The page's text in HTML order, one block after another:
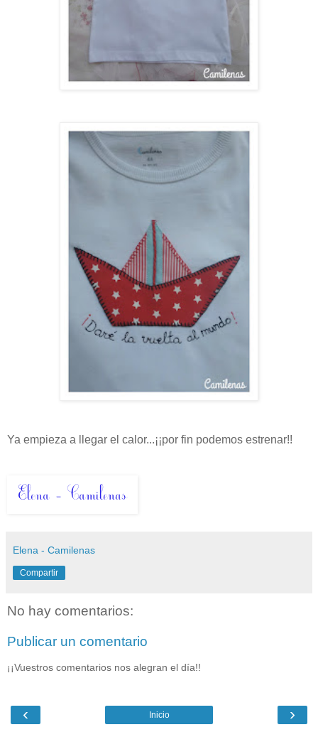
Ya empieza a llegar el calor...¡¡por fin podemos estrenar!!
Elena - Camilenas
Compartir
No hay comentarios:
Publicar un comentario
¡¡Vuestros comentarios nos alegran el día!!
‹ ›
Inicio